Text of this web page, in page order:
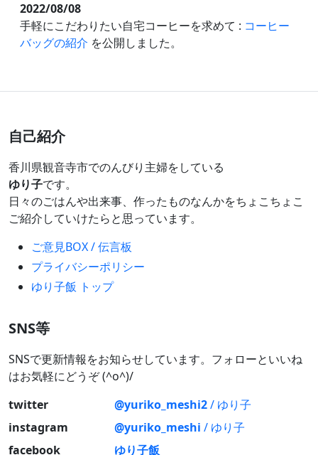
2022/08/08
手軽にこだわりたい自宅コーヒーを求めて : コーヒー
バッグの紹介 を公開しました。
自己紹介
香川県観音寺市でのんびり主婦をしている
ゆり子です。
日々のごはんや出来事、作ったものなんかをちょこちょこ
ご紹介していけたらと思っています。
ご意見BOX / 伝言板
プライバシーポリシー
ゆり子飯 トップ
SNS等
SNSで更新情報をお知らせしています。フォローといいね
はお気軽にどうぞ (^o^)/
twitter
@yuriko_meshi2/ ゆり子
instagram
@yuriko_meshi / ゆり子
facebook
ゆり子飯